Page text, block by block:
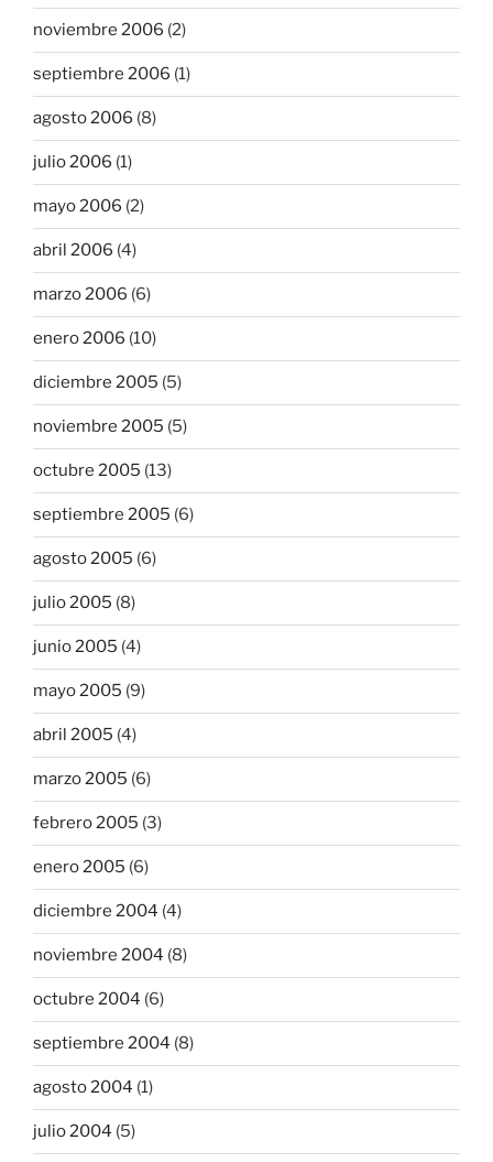
noviembre 2006 (2)
septiembre 2006 (1)
agosto 2006 (8)
julio 2006 (1)
mayo 2006 (2)
abril 2006 (4)
marzo 2006 (6)
enero 2006 (10)
diciembre 2005 (5)
noviembre 2005 (5)
octubre 2005 (13)
septiembre 2005 (6)
agosto 2005 (6)
julio 2005 (8)
junio 2005 (4)
mayo 2005 (9)
abril 2005 (4)
marzo 2005 (6)
febrero 2005 (3)
enero 2005 (6)
diciembre 2004 (4)
noviembre 2004 (8)
octubre 2004 (6)
septiembre 2004 (8)
agosto 2004 (1)
julio 2004 (5)